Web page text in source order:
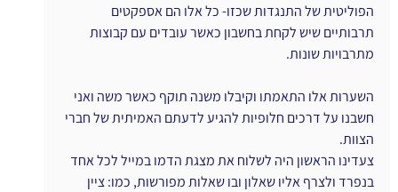
הפוליטית של התנגדות שכזו- כל אלו הם אספקטים
תרבותיים שיש לקחת בחשבון כאשר עובדים עם קבוצות
מתרבויות שונות.
השערות אלו התאמתו וקיבלו משנה תוקף כאשר משה ואני
חשבנו על דרכים חלופיות להגיע לדעתם האמיתית של חברי
הצוות.
צעדינו הראשון היה לשלוח את מצגת הדמו במייל לכל אחד
בנפרד ולצרף אליו שאלון ובו שאלות מפורשות, כמו: ציין